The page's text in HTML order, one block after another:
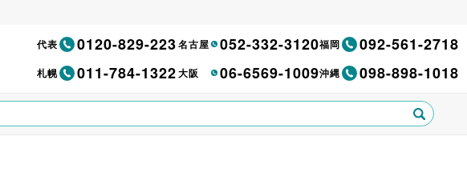
代表 0120-829-223名古屋 052-332-3120福岡 092-561-2718
札幌 011-784-1322大阪 06-6569-1009沖縄 098-898-1018